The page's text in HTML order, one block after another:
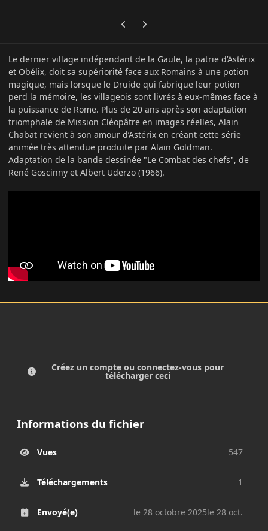
Previous carousel slide
Next carousel slide
Le dernier village indépendant de la Gaule, la patrie d’Astérix
et Obélix, doit sa supériorité face aux Romains à une potion
magique, mais lorsque le Druide qui fabrique leur potion
perd la mémoire, les villageois sont livrés à eux-mêmes face à
la puissance de Rome. Plus de 20 ans après son adaptation
triomphale de Mission Cléopâtre en images réelles, Alain
Chabat revient à son amour d’Astérix en créant cette série
animée très attendue produite par Alain Goldman.
Adaptation de la bande dessinée "Le Combat des chefs", de
René Goscinny et Albert Uderzo (1966).
Créez un compte ou connectez-vous pour
télécharger ceci
Informations du fichier
Vues 547
Téléchargements 1
Envoyé(e) le 28 octobre 2025le 28 oct.